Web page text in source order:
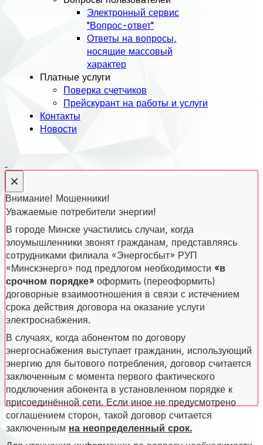
Электронный сервис
"Вопрос-ответ"
Ответы на вопросы,
носящие массовый
характер
Платные услуги
Поверка счетчиков
Прейскурант на работы и услуги
Контакты
Новости
×
Внимание! Мошенники!
Уважаемые потребители энергии!
В городе Минске участились случаи, когда
злоумышленники звонят гражданам, представляясь
сотрудниками филиала «Энергосбыт» РУП
«Минскэнерго» под предлогом необходимости «в
срочном порядке» оформить (переоформить)
договорные взаимоотношения в связи с истечением
срока действия договора на оказание услуги
электроснабжения.
В случаях, когда абонентом по договору
энергоснабжения выступает гражданин, использующий
энергию для бытового потребления, договор считается
заключенным с момента первого фактического
подключения абонента в установленном порядке к
присоединённой сети. Если иное не предусмотрено
соглашением сторон, такой договор считается
заключенным на неопределенный срок.